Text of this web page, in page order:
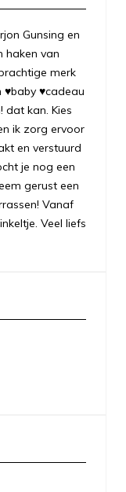
Gunsing en
haken van
merk
♥baby ♥cadeau
dat kan. Kies
ik zorg ervoor
en verstuurd
je nog een
gerust een
Vanaf
Veel liefs